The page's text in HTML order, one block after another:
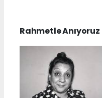
Rahmetle Anıyoruz